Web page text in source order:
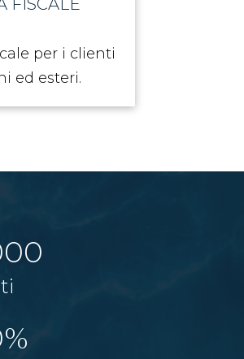
FISCALE
per i clienti
ed esteri.